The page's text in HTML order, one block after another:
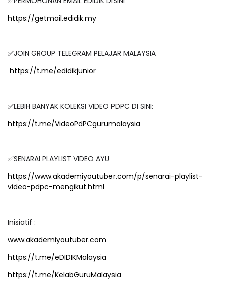
https://getmail.edidik.my
✅JOIN GROUP TELEGRAM PELAJAR MALAYSIA
https://t.me/edidikjunior
✅LEBIH BANYAK KOLEKSI VIDEO PDPC DI SINI:
https://t.me/VideoPdPCgurumalaysia
✅SENARAI PLAYLIST VIDEO AYU
https://www.akademiyoutuber.com/p/senarai-playlist-
video-pdpc-mengikut.html
Inisiatif :
www.akademiyoutuber.com
https://t.me/eDIDIKMalaysia
https://t.me/KelabGuruMalaysia